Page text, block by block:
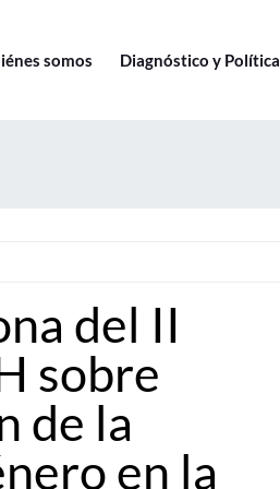
somos Diagnóstico y Política
del II
sobre
de la
en la